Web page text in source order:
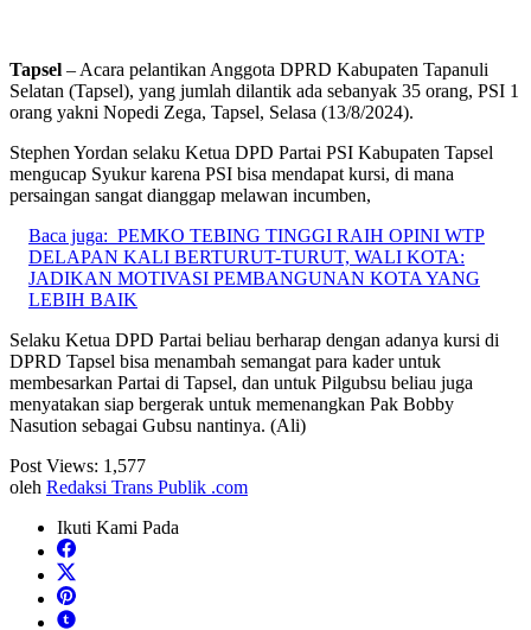
Tapsel – Acara pelantikan Anggota DPRD Kabupaten Tapanuli
Selatan (Tapsel), yang jumlah dilantik ada sebanyak 35 orang, PSI 1
orang yakni Nopedi Zega, Tapsel, Selasa (13/8/2024).
Stephen Yordan selaku Ketua DPD Partai PSI Kabupaten Tapsel
mengucap Syukur karena PSI bisa mendapat kursi, di mana
persaingan sangat dianggap melawan incumben,
Baca juga: PEMKO TEBING TINGGI RAIH OPINI WTP
DELAPAN KALI BERTURUT-TURUT, WALI KOTA:
JADIKAN MOTIVASI PEMBANGUNAN KOTA YANG
LEBIH BAIK
Selaku Ketua DPD Partai beliau berharap dengan adanya kursi di
DPRD Tapsel bisa menambah semangat para kader untuk
membesarkan Partai di Tapsel, dan untuk Pilgubsu beliau juga
menyatakan siap bergerak untuk memenangkan Pak Bobby
Nasution sebagai Gubsu nantinya. (Ali)
Post Views: 1,577
oleh Redaksi Trans Publik .com
Ikuti Kami Pada